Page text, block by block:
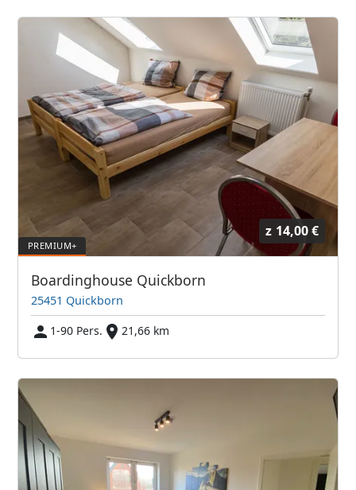
z 14,00 €
Boardinghouse Quickborn
25451 Quickborn
1-90 Pers.
21,66 km